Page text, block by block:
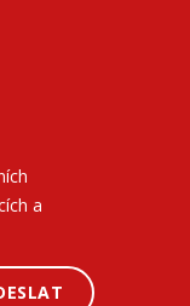
a